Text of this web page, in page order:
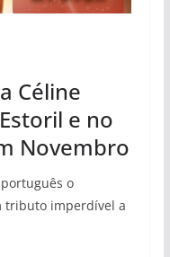
Céline
e no
Novembro
o
tributo imperdível a